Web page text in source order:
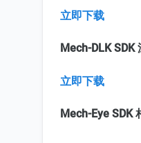
立即下载
Mech-DLK SDK
立即下载
Mech-Eye SDK